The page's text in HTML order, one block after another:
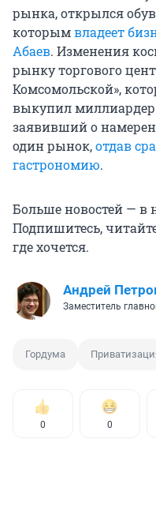
рынка, открылся
которымвладеет
Абаев. Изменения
рынку торгового
Комсомольской»,
выкупил
заявивший о
один рынок,отдав
гастрономию.
Больше новостей — в
Подпишитесь,
где хочется.
Андрей
Заместитель
Гордума
0 0